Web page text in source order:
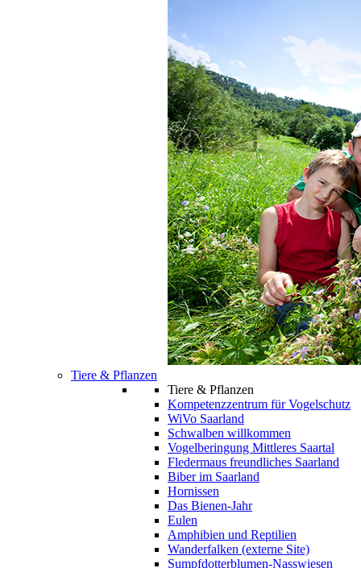
Tiere & Pflanzen
Tiere & Pflanzen
Kompetenzzentrum für Vogelschutz
WiVo Saarland
Schwalben willkommen
Vogelberingung Mittleres Saartal
Fledermaus freundliches Saarland
Biber im Saarland
Hornissen
Das Bienen-Jahr
Eulen
Amphibien und Reptilien
Wanderfalken (externe Site)
Sumpfdotterblumen-Nasswiesen